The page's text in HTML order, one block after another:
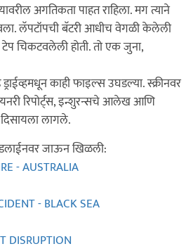
अगतिकता पाहत राहिला. मग त्याने
लॅपटॉपची बॅटरी आधीच वेगळी केलेली
चिकटवलेली होती. तो एक जुना,
ड्राईव्हमधून काही फाइल्स उघडल्या. स्क्रीनवर
रिपोर्ट्स, इन्शुरन्सचे आलेख आणि
लागले.
जाऊन खिळली:
- AUSTRALIA
- BLACK SEA
DISRUPTION